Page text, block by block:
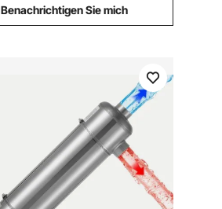
Benachrichtigen Sie mich